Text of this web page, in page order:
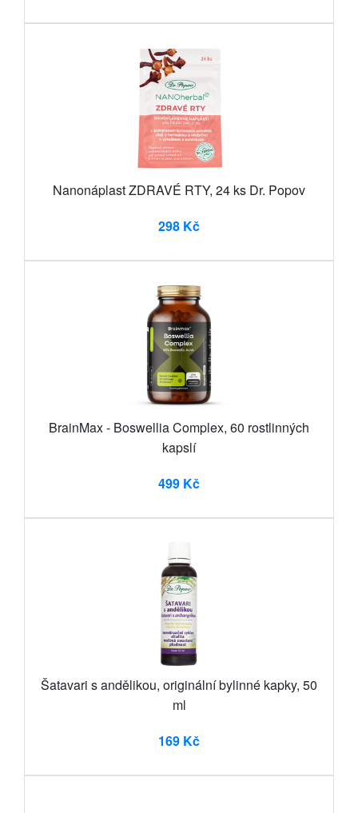
Nanonáplast ZDRAVÉ RTY, 24 ks Dr. Popov
298 Kč
BrainMax - Boswellia Complex, 60 rostlinných
kapslí
499 Kč
Šatavari s andělikou, originální bylinné kapky, 50
ml
169 Kč